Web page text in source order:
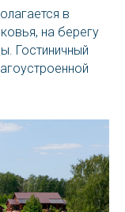
в
на берегу
Гостиничный